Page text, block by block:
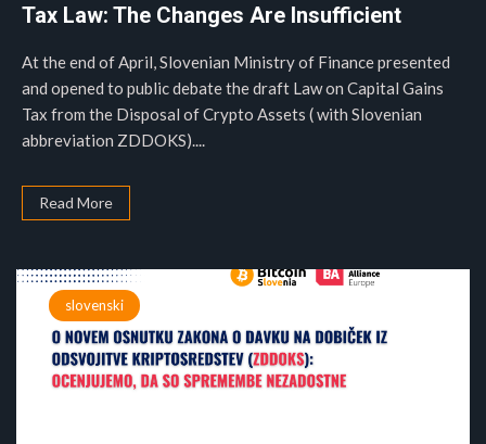
Tax Law: The Changes Are Insufficient
At the end of April, Slovenian Ministry of Finance presented
and opened to public debate the draft Law on Capital Gains
Tax from the Disposal of Crypto Assets ( with Slovenian
abbreviation ZDDOKS)....
Read More
slovenski